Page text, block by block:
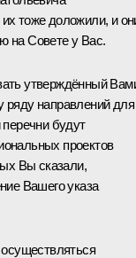
тоже доложили, и
на Совете у Вас.
утверждённый
ряду направлений для
будут
проектов
Вы сказали,
Вашего указа